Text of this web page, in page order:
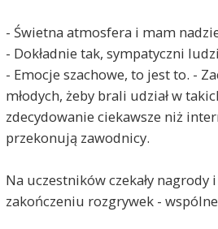
- Świetna atmosfera i mam
- Dokładnie tak, sympatyczni
- Emocje szachowe, to jest to. -
młodych, żeby brali udział w
zdecydowanie ciekawsze niż
przekonują zawodnicy.
Na uczestników czekały
zakończeniu rozgrywek -